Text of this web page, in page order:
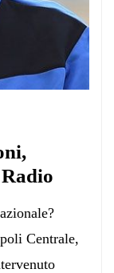
Centrale,